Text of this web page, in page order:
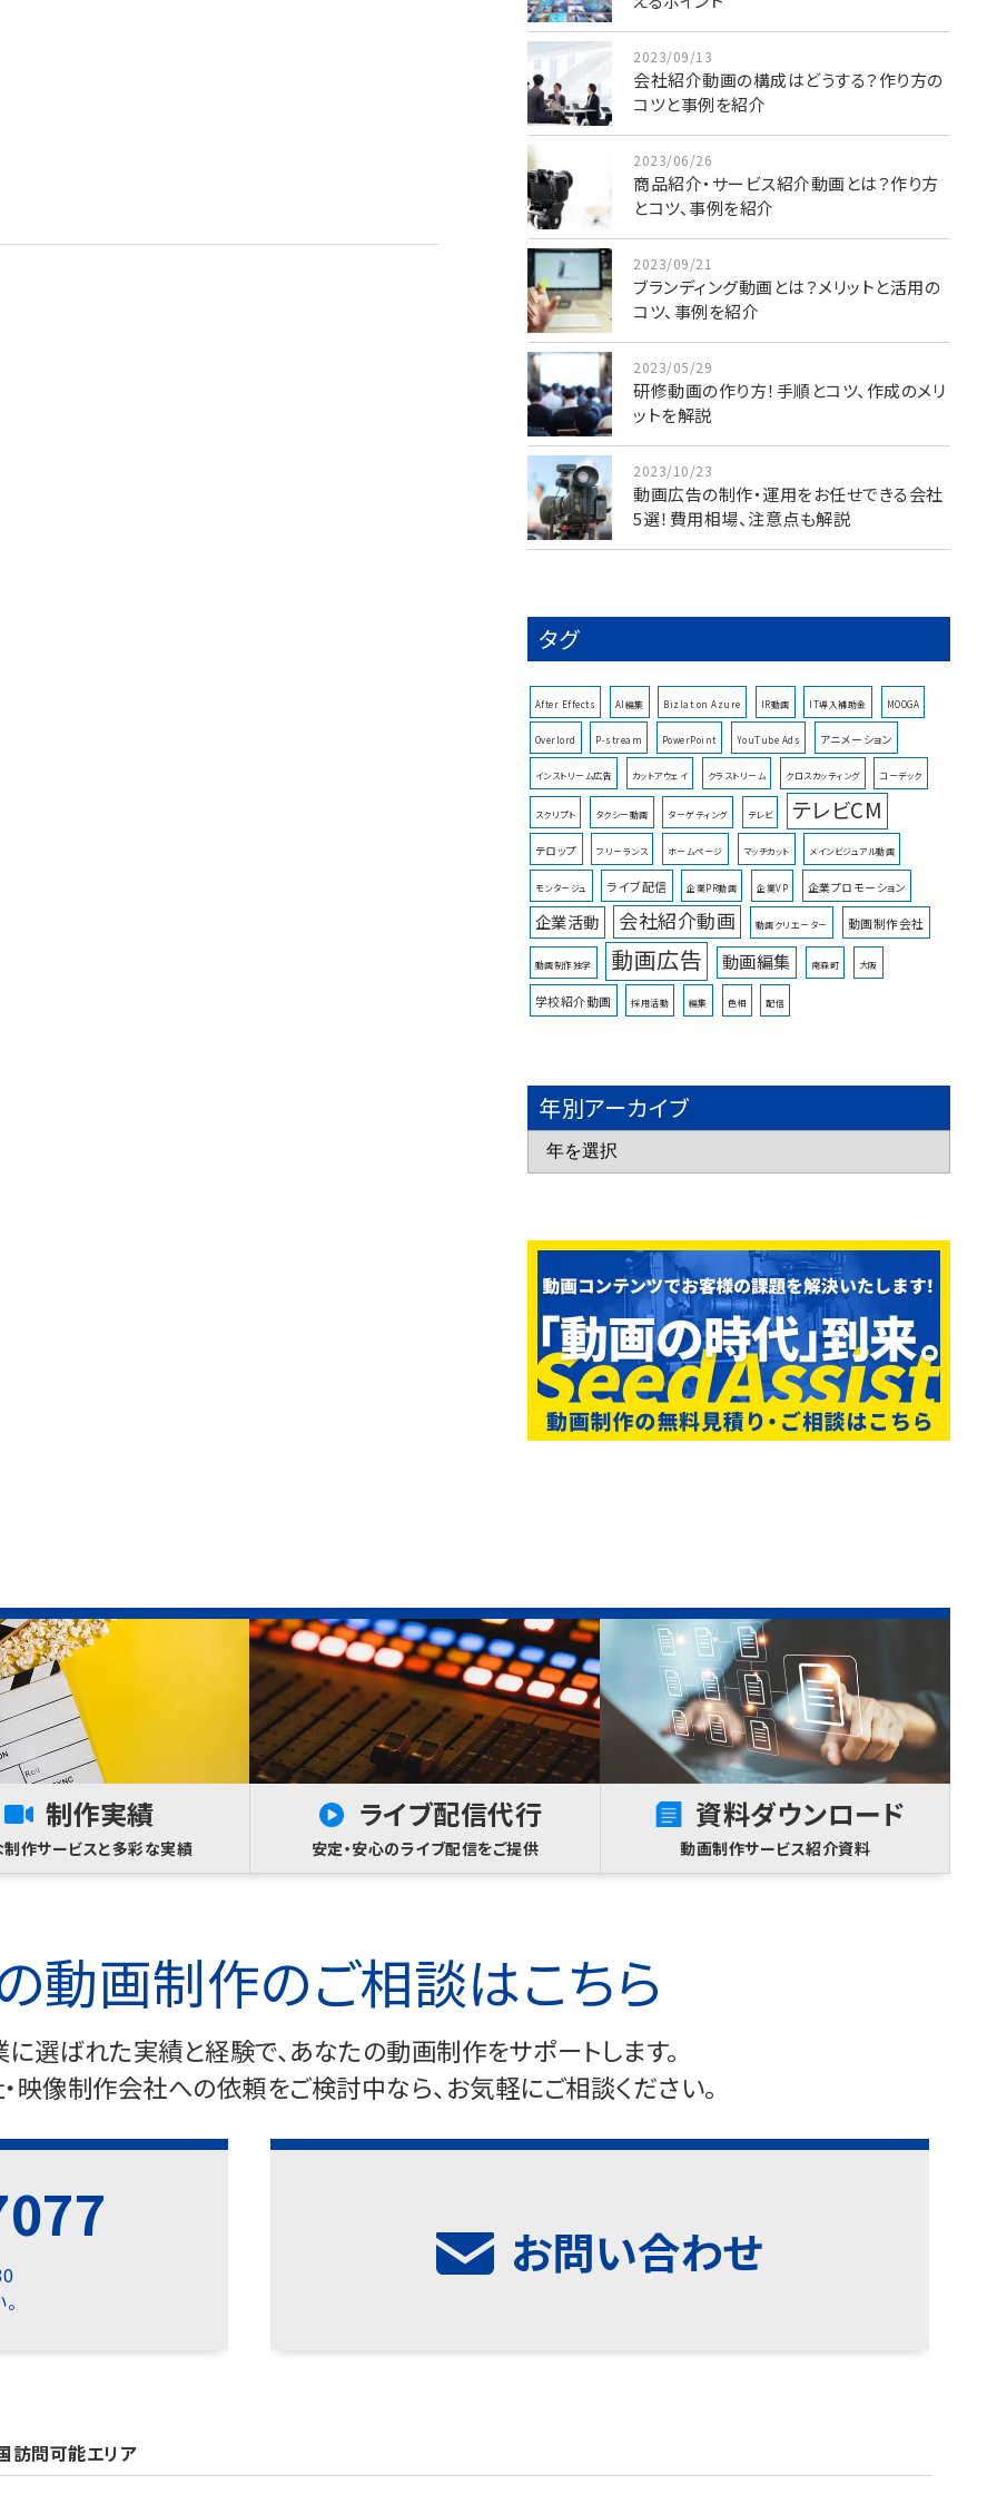
2023/09/13
会社紹介動画の構成はどうする？作り方の
コツと事例を紹介
2023/06/26
商品紹介・サービス紹介動画とは？作り方
とコツ、事例を紹介
2023/09/21
ブランディング動画とは？メリットと活用の
コツ、事例を紹介
2023/05/29
研修動画の作り方！手順とコツ、作成のメリ
ットを解説
2023/10/23
動画広告の制作・運用をお任せできる会社
5選！費用相場、注意点も解説
タグ
After Effects AI編集 Bizlat on Azure IR動画 IT導入補助金 MOOGA
Overlord P-stream PowerPoint YouTube Ads アニメーション
インストリーム広告 カットアウェイ クラストリーム クロスカッティング コーデック
スクリプト タクシー動画 ターゲティング テレビ テレビCM
テロップ フリーランス ホームページ マッチカット メインビジュアル動画
モンタージュ ライブ配信 企業PR動画 企業VP 企業プロモーション
企業活動 会社紹介動画 動画クリエーター 動画制作会社
動画制作独学 動画広告 動画編集 南森町 大阪
学校紹介動画 採用活動 編集 色相 配信
年別アーカイブ
制作実績
作サービスと多彩な実績
ライブ配信代行
安定・安心のライブ配信をご提供
資料ダウンロード
動画制作サービス紹介資料
動画制作のご相談はこちら
選ばれた実績と経験で、あなたの動画制作をサポートします。
映像制作会社への依頼をご検討中なら、お気軽にご相談ください。
お問い合わせ
訪問可能エリア